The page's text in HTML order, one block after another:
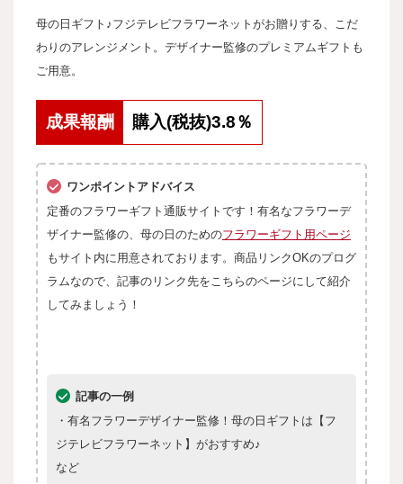
母の日ギフト♪フジテレビフラワーネットがお贈りする、こだ
わりのアレンジメント。デザイナー監修のプレミアムギフトも
ご用意。
成果報酬 購入(税抜)3.8％
ワンポイントアドバイス
定番のフラワーギフト通販サイトです！有名なフラワーデ
ザイナー監修の、母の日のためのフラワーギフト用ページ
もサイト内に用意されております。 商品リンクOKのプログ
ラムなので、記事のリンク先をこちらのページにして紹介
してみましょう！
記事の一例
・有名フラワーデザイナー監修！母の日ギフトは【フ
ジテレビフラワーネット】がおすすめ♪
など